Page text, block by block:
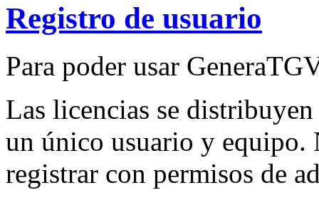
Registro de usuario
Para poder usar
Las licencias se
un único usuario y equipo.
registrar con permisos de